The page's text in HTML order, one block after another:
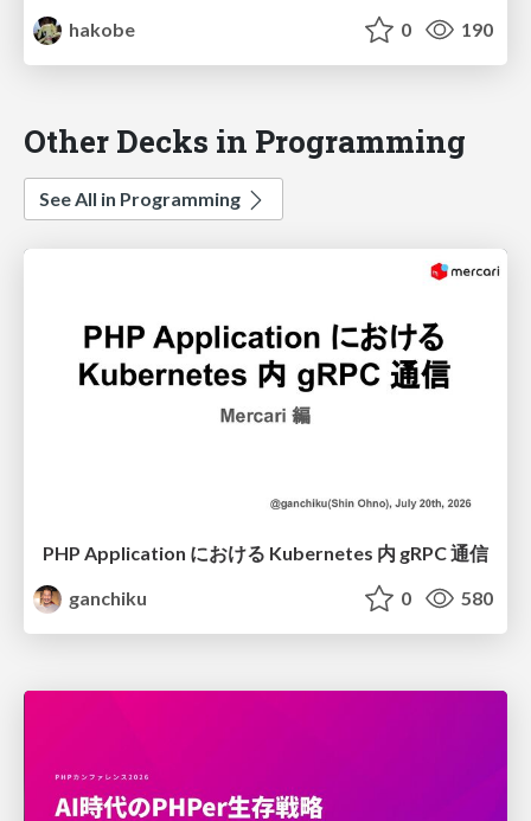
hakobe
0 190
Other Decks in Programming
See All in Programming
PHP Application における Kubernetes 内 gRPC 通信
ganchiku
0 580